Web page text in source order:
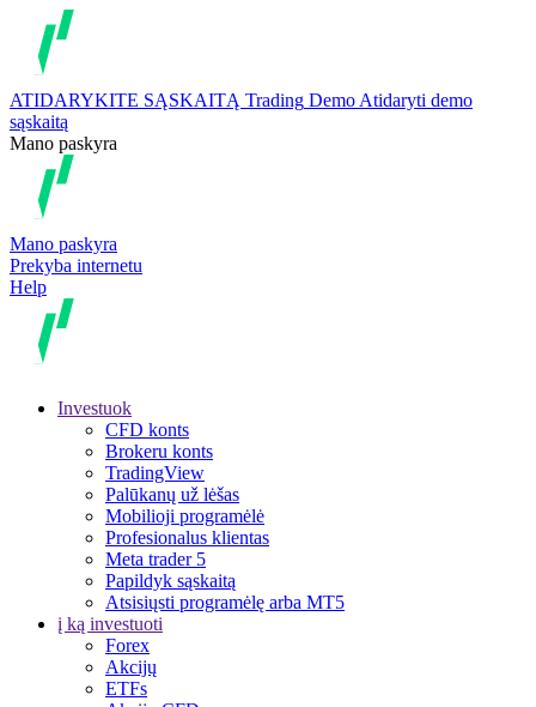
ATIDARYKITE SĄSKAITĄ Trading Demo Atidaryti demo
sąskaitą
Mano paskyra
Mano paskyra
Prekyba internetu
Help
Investuok
CFD konts
Brokeru konts
TradingView
Palūkanų už lėšas
Mobilioji programėlė
Profesionalus klientas
Meta trader 5
Papildyk sąskaitą
Atsisiųsti programėlę arba MT5
į ką investuoti
Forex
Akcijų
ETFs